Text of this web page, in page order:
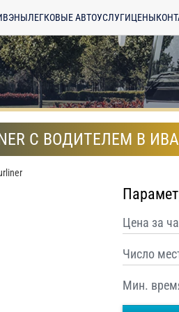
ЛЕГКОВЫЕ АВТОУСЛУГИЦЕНЫ
С ВОДИТЕЛЕМ В
Цена за
Число
Мин.